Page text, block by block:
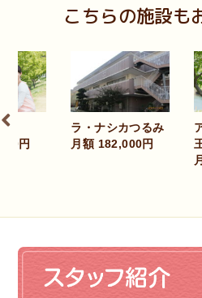
こちらの施設も
カつるみ
円
アプリシェイト天
王寺